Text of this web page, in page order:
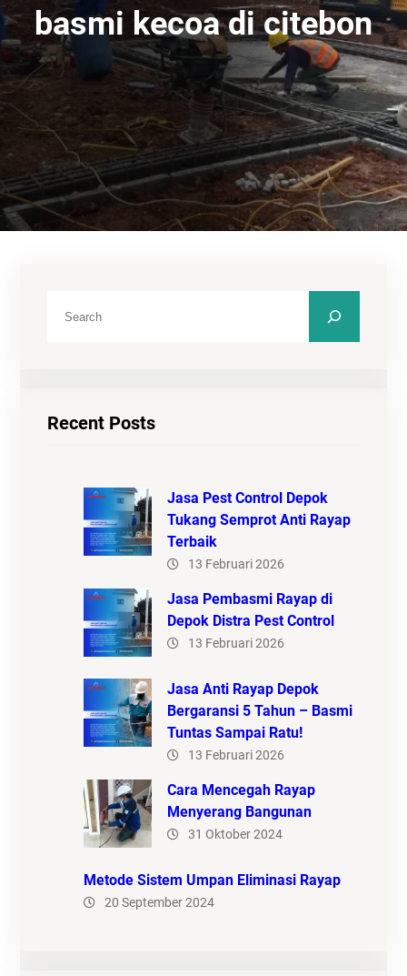
basmi kecoa di citebon
Recent Posts
Jasa Pest Control Depok
Tukang Semprot Anti Rayap
Terbaik
13 Februari 2026
Jasa Pembasmi Rayap di
Depok Distra Pest Control
13 Februari 2026
Jasa Anti Rayap Depok
Bergaransi 5 Tahun – Basmi
Tuntas Sampai Ratu!
13 Februari 2026
Cara Mencegah Rayap
Menyerang Bangunan
31 Oktober 2024
Metode Sistem Umpan Eliminasi Rayap
20 September 2024